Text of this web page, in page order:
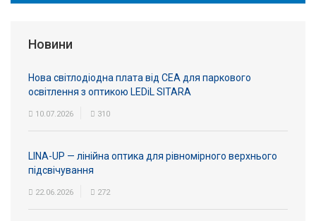
Новини
Нова світлодіодна плата від СЕА для паркового
освітлення з оптикою LEDiL SITARA
10.07.2026 310
LINA-UP — лінійна оптика для рівномірного верхнього
підсвічування
22.06.2026 272